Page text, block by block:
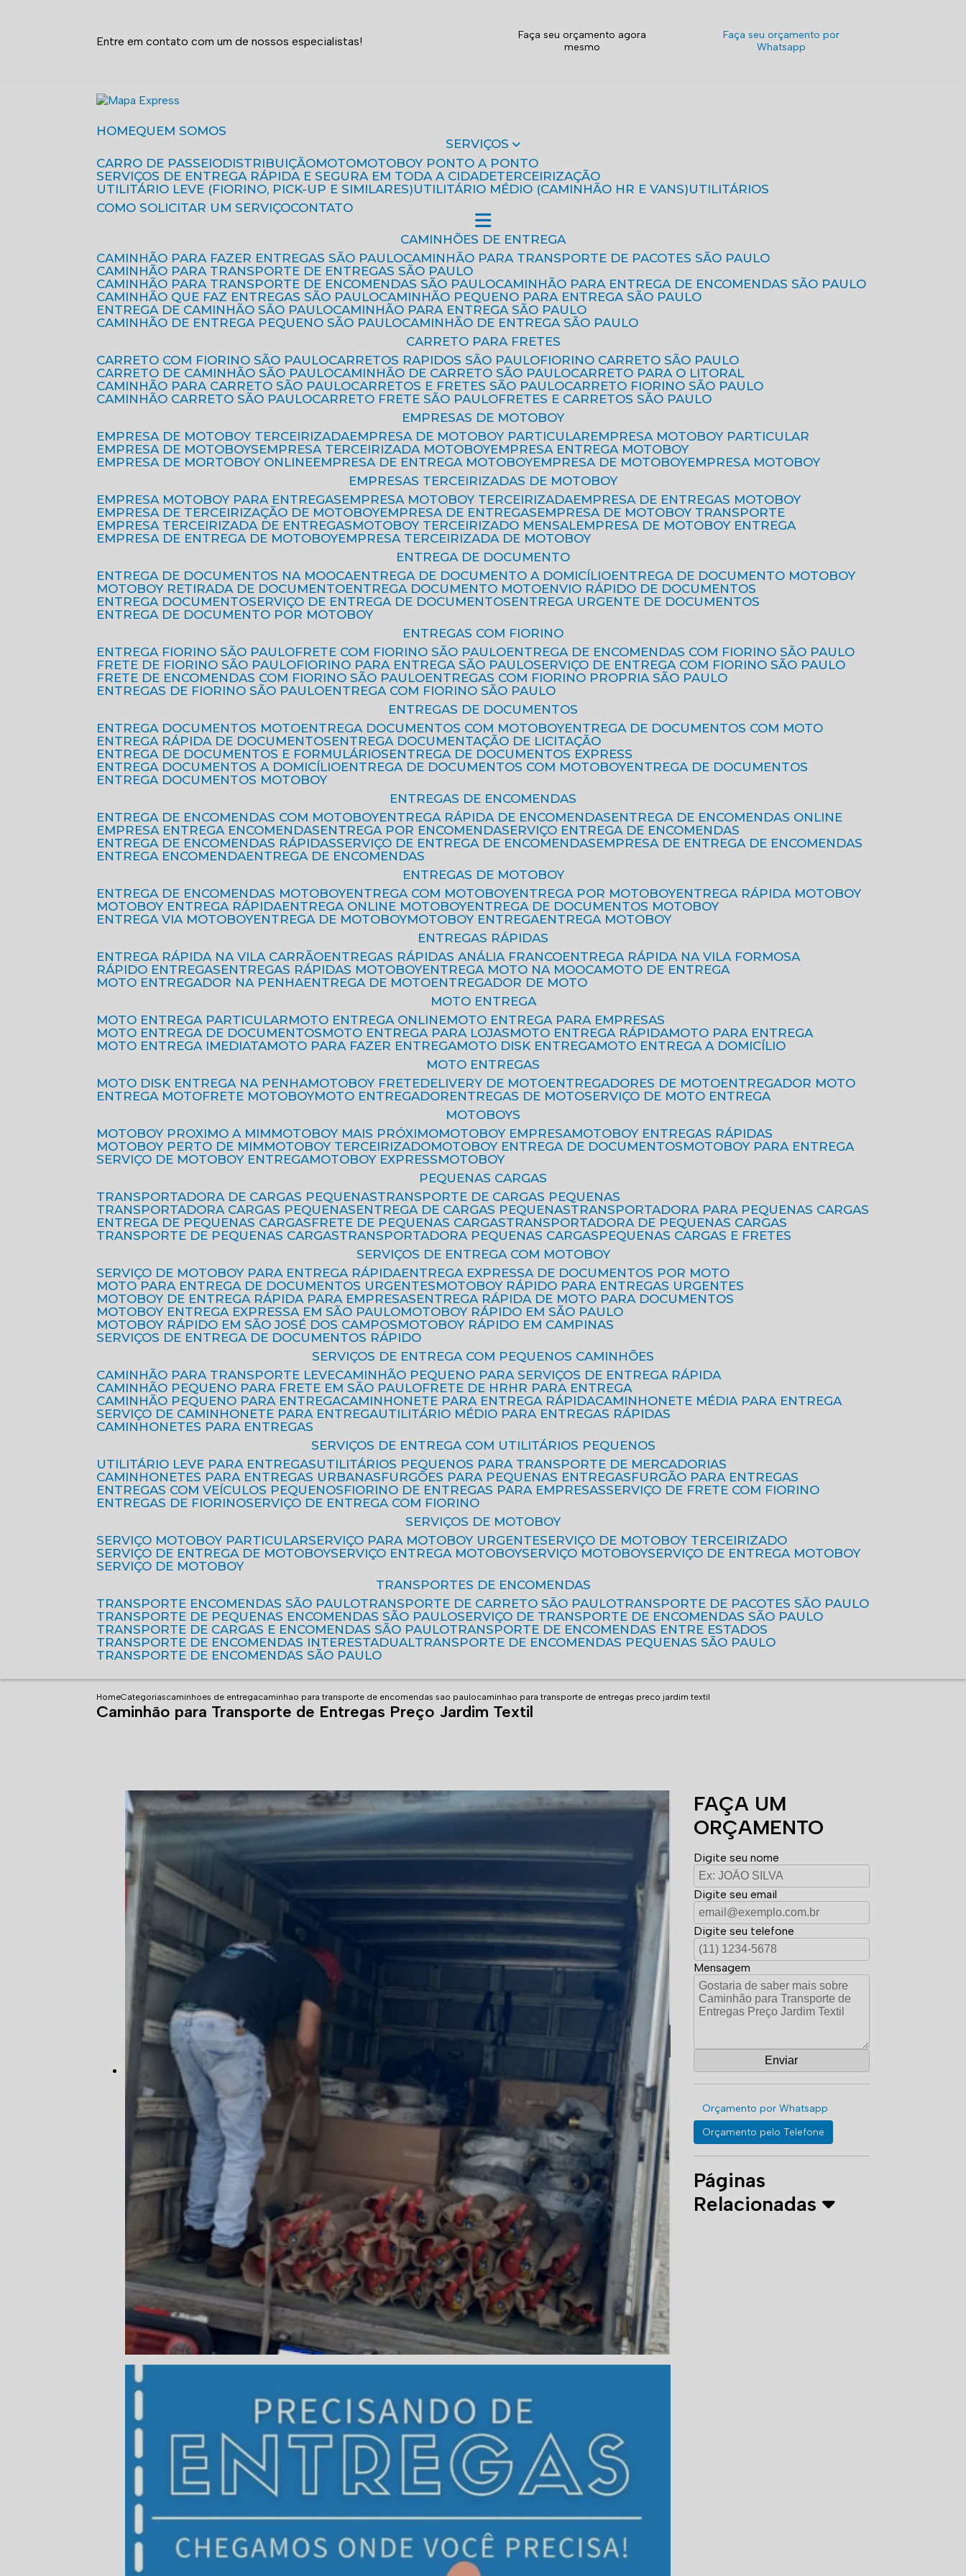
Entre em contato com um de nossos especialistas!
Faça seu orçamento agora
mesmo
Faça seu orçamento por
Whatsapp
HOME
QUEM SOMOS
SERVIÇOS
CARRO DE PASSEIO
DISTRIBUIÇÃO MOTO
MOTOBOY PONTO A PONTO
SERVIÇOS DE ENTREGA RÁPIDA E SEGURA EM TODA A CIDADE
TERCEIRIZAÇÃO
UTILITÁRIO LEVE (FIORINO, PICK-UP E SIMILARES)
UTILITÁRIO MÉDIO (CAMINHÃO HR E VANS)
UTILITÁRIOS
COMO SOLICITAR UM SERVIÇO CONTATO
CAMINHÕES DE ENTREGA
CAMINHÃO PARA FAZER ENTREGAS SÃO PAULO
CAMINHÃO PARA TRANSPORTE DE PACOTES SÃO PAULO
CAMINHÃO PARA TRANSPORTE DE ENTREGAS SÃO PAULO
CAMINHÃO PARA TRANSPORTE DE ENCOMENDAS SÃO PAULO
CAMINHÃO PARA ENTREGA DE ENCOMENDAS SÃO PAULO
CAMINHÃO QUE FAZ ENTREGAS SÃO PAULO
CAMINHÃO PEQUENO PARA ENTREGA SÃO PAULO
ENTREGA DE CAMINHÃO SÃO PAULO
CAMINHÃO PARA ENTREGA SÃO PAULO
CAMINHÃO DE ENTREGA PEQUENO SÃO PAULO
CAMINHÃO DE ENTREGA SÃO PAULO
CARRETO PARA FRETES
CARRETO COM FIORINO SÃO PAULO
CARRETOS RAPIDOS SÃO PAULO
FIORINO CARRETO SÃO PAULO
CARRETO DE CAMINHÃO SÃO PAULO
CAMINHÃO DE CARRETO SÃO PAULO
CARRETO PARA O LITORAL
CAMINHÃO PARA CARRETO SÃO PAULO
CARRETOS E FRETES SÃO PAULO
CARRETO FIORINO SÃO PAULO
CAMINHÃO CARRETO SÃO PAULO
CARRETO FRETE SÃO PAULO
FRETES E CARRETOS SÃO PAULO
EMPRESAS DE MOTOBOY
EMPRESA DE MOTOBOY TERCEIRIZADA
EMPRESA DE MOTOBOY PARTICULAR
EMPRESA MOTOBOY PARTICULAR
EMPRESA DE MOTOBOYS
EMPRESA TERCEIRIZADA MOTOBOY
EMPRESA ENTREGA MOTOBOY
EMPRESA DE MORTOBOY ONLINE
EMPRESA DE ENTREGA MOTOBOY EMPRESA DE MOTOBOY
EMPRESA MOTOBOY
EMPRESAS TERCEIRIZADAS DE MOTOBOY
EMPRESA MOTOBOY PARA ENTREGAS
EMPRESA MOTOBOY TERCEIRIZADA
EMPRESA DE ENTREGAS MOTOBOY
EMPRESA DE TERCEIRIZAÇÃO DE MOTOBOY
EMPRESA DE ENTREGAS
EMPRESA DE MOTOBOY TRANSPORTE
EMPRESA TERCEIRIZADA DE ENTREGAS
MOTOBOY TERCEIRIZADO MENSAL
EMPRESA DE MOTOBOY ENTREGA
EMPRESA DE ENTREGA DE MOTOBOY
EMPRESA TERCEIRIZADA DE MOTOBOY
ENTREGA DE DOCUMENTO
ENTREGA DE DOCUMENTOS NA MOOCA
ENTREGA DE DOCUMENTO A DOMICÍLIO
ENTREGA DE DOCUMENTO MOTOBOY
MOTOBOY RETIRADA DE DOCUMENTO
ENTREGA DOCUMENTO MOTO
ENVIO RÁPIDO DE DOCUMENTOS
ENTREGA DOCUMENTO
SERVIÇO DE ENTREGA DE DOCUMENTOS
ENTREGA URGENTE DE DOCUMENTOS
ENTREGA DE DOCUMENTO POR MOTOBOY
ENTREGAS COM FIORINO
ENTREGA FIORINO SÃO PAULO
FRETE COM FIORINO SÃO PAULO
ENTREGA DE ENCOMENDAS COM FIORINO SÃO PAULO
FRETE DE FIORINO SÃO PAULO
FIORINO PARA ENTREGA SÃO PAULO
SERVIÇO DE ENTREGA COM FIORINO SÃO PAULO
FRETE DE ENCOMENDAS COM FIORINO SÃO PAULO
ENTREGAS COM FIORINO PROPRIA SÃO PAULO
ENTREGAS DE FIORINO SÃO PAULO
ENTREGA COM FIORINO SÃO PAULO
ENTREGAS DE DOCUMENTOS
ENTREGA DOCUMENTOS MOTO
ENTREGA DOCUMENTOS COM MOTOBOY
ENTREGA DE DOCUMENTOS COM MOTO
ENTREGA RÁPIDA DE DOCUMENTOS
ENTREGA DOCUMENTAÇÃO DE LICITAÇÃO
ENTREGA DE DOCUMENTOS E FORMULÁRIOS
ENTREGA DE DOCUMENTOS EXPRESS
ENTREGA DOCUMENTOS A DOMICÍLIO
ENTREGA DE DOCUMENTOS COM MOTOBOY
ENTREGA DE DOCUMENTOS
ENTREGA DOCUMENTOS MOTOBOY
ENTREGAS DE ENCOMENDAS
ENTREGA DE ENCOMENDAS COM MOTOBOY
ENTREGA RÁPIDA DE ENCOMENDAS
ENTREGA DE ENCOMENDAS ONLINE
EMPRESA ENTREGA ENCOMENDAS
ENTREGA POR ENCOMENDA
SERVIÇO ENTREGA DE ENCOMENDAS
ENTREGA DE ENCOMENDAS RÁPIDAS
SERVIÇO DE ENTREGA DE ENCOMENDAS
EMPRESA DE ENTREGA DE ENCOMENDAS
ENTREGA ENCOMENDA
ENTREGA DE ENCOMENDAS
ENTREGAS DE MOTOBOY
ENTREGA DE ENCOMENDAS MOTOBOY
ENTREGA COM MOTOBOY ENTREGA POR MOTOBOY
ENTREGA RÁPIDA MOTOBOY
MOTOBOY ENTREGA RÁPIDA
ENTREGA ONLINE MOTOBOY
ENTREGA DE DOCUMENTOS MOTOBOY
ENTREGA VIA MOTOBOY
ENTREGA DE MOTOBOY MOTOBOY ENTREGA
ENTREGA MOTOBOY
ENTREGAS RÁPIDAS
ENTREGA RÁPIDA NA VILA CARRÃO
ENTREGAS RÁPIDAS ANÁLIA FRANCO
ENTREGA RÁPIDA NA VILA FORMOSA
RÁPIDO ENTREGAS
ENTREGAS RÁPIDAS MOTOBOY ENTREGA MOTO NA MOOCA
MOTO DE ENTREGA
MOTO ENTREGADOR NA PENHA
ENTREGA DE MOTO
ENTREGADOR DE MOTO
MOTO ENTREGA
MOTO ENTREGA PARTICULAR
MOTO ENTREGA ONLINE
MOTO ENTREGA PARA EMPRESAS
MOTO ENTREGA DE DOCUMENTOS
MOTO ENTREGA PARA LOJAS MOTO ENTREGA RÁPIDA
MOTO PARA ENTREGA
MOTO ENTREGA IMEDIATA
MOTO PARA FAZER ENTREGA MOTO DISK ENTREGA
MOTO ENTREGA A DOMICÍLIO
MOTO ENTREGAS
MOTO DISK ENTREGA NA PENHA
MOTOBOY FRETE DELIVERY DE MOTO ENTREGADORES DE MOTO
ENTREGADOR MOTO
ENTREGA MOTO
FRETE MOTOBOY MOTO ENTREGADOR ENTREGAS DE MOTO
SERVIÇO DE MOTO ENTREGA
MOTOBOYS
MOTOBOY PROXIMO A MIM
MOTOBOY MAIS PRÓXIMO MOTOBOY EMPRESA
MOTOBOY ENTREGAS RÁPIDAS
MOTOBOY PERTO DE MIM
MOTOBOY TERCEIRIZADO MOTOBOY ENTREGA DE DOCUMENTOS
MOTOBOY PARA ENTREGA
SERVIÇO DE MOTOBOY ENTREGA
MOTOBOY EXPRESS
MOTOBOY
PEQUENAS CARGAS
TRANSPORTADORA DE CARGAS PEQUENAS
TRANSPORTE DE CARGAS PEQUENAS
TRANSPORTADORA CARGAS PEQUENAS
ENTREGA DE CARGAS PEQUENAS
TRANSPORTADORA PARA PEQUENAS CARGAS
ENTREGA DE PEQUENAS CARGAS
FRETE DE PEQUENAS CARGAS
TRANSPORTADORA DE PEQUENAS CARGAS
TRANSPORTE DE PEQUENAS CARGAS
TRANSPORTADORA PEQUENAS CARGAS
PEQUENAS CARGAS E FRETES
SERVIÇOS DE ENTREGA COM MOTOBOY
SERVIÇO DE MOTOBOY PARA ENTREGA RÁPIDA
ENTREGA EXPRESSA DE DOCUMENTOS POR MOTO
MOTO PARA ENTREGA DE DOCUMENTOS URGENTES
MOTOBOY RÁPIDO PARA ENTREGAS URGENTES
MOTOBOY DE ENTREGA RÁPIDA PARA EMPRESAS
ENTREGA RÁPIDA DE MOTO PARA DOCUMENTOS
MOTOBOY ENTREGA EXPRESSA EM SÃO PAULO
MOTOBOY RÁPIDO EM SÃO PAULO
MOTOBOY RÁPIDO EM SÃO JOSÉ DOS CAMPOS
MOTOBOY RÁPIDO EM CAMPINAS
SERVIÇOS DE ENTREGA DE DOCUMENTOS RÁPIDO
SERVIÇOS DE ENTREGA COM PEQUENOS CAMINHÕES
CAMINHÃO PARA TRANSPORTE LEVE
CAMINHÃO PEQUENO PARA SERVIÇOS DE ENTREGA RÁPIDA
CAMINHÃO PEQUENO PARA FRETE EM SÃO PAULO
FRETE DE HR
HR PARA ENTREGA
CAMINHÃO PEQUENO PARA ENTREGA CAMINHONETE PARA ENTREGA RÁPIDA CAMINHONETE MÉDIA PARA ENTREGA
SERVIÇO DE CAMINHONETE PARA ENTREGA
UTILITÁRIO MÉDIO PARA ENTREGAS RÁPIDAS
CAMINHONETES PARA ENTREGAS
SERVIÇOS DE ENTREGA COM UTILITÁRIOS PEQUENOS
UTILITÁRIO LEVE PARA ENTREGAS
UTILITÁRIOS PEQUENOS PARA TRANSPORTE DE MERCADORIAS
CAMINHONETES PARA ENTREGAS URBANAS
FURGÕES PARA PEQUENAS ENTREGAS
FURGÃO PARA ENTREGAS
ENTREGAS COM VEÍCULOS PEQUENOS
FIORINO DE ENTREGAS PARA EMPRESAS
SERVIÇO DE FRETE COM FIORINO
ENTREGAS DE FIORINO
SERVIÇO DE ENTREGA COM FIORINO
SERVIÇOS DE MOTOBOY
SERVIÇO MOTOBOY PARTICULAR
SERVIÇO PARA MOTOBOY URGENTE
SERVIÇO DE MOTOBOY TERCEIRIZADO
SERVIÇO DE ENTREGA DE MOTOBOY
SERVIÇO ENTREGA MOTOBOY SERVIÇO MOTOBOY
SERVIÇO DE ENTREGA MOTOBOY
SERVIÇO DE MOTOBOY
TRANSPORTES DE ENCOMENDAS
TRANSPORTE ENCOMENDAS SÃO PAULO
TRANSPORTE DE CARRETO SÃO PAULO
TRANSPORTE DE PACOTES SÃO PAULO
TRANSPORTE DE PEQUENAS ENCOMENDAS SÃO PAULO
SERVIÇO DE TRANSPORTE DE ENCOMENDAS SÃO PAULO
TRANSPORTE DE CARGAS E ENCOMENDAS SÃO PAULO
TRANSPORTE DE ENCOMENDAS ENTRE ESTADOS
TRANSPORTE DE ENCOMENDAS INTERESTADUAL
TRANSPORTE DE ENCOMENDAS PEQUENAS SÃO PAULO
TRANSPORTE DE ENCOMENDAS SÃO PAULO
HomeCategoriascaminhoes de entregacaminhao para transporte de encomendas sao paulocaminhao para transporte de entregas preco jardim textil
Caminhão para Transporte de Entregas Preço Jardim Textil
FAÇA UM
ORÇAMENTO
Digite seu nome
Digite seu email
Digite seu telefone
Mensagem
Orçamento por Whatsapp
Orçamento pelo Telefone
Páginas
Relacionadas